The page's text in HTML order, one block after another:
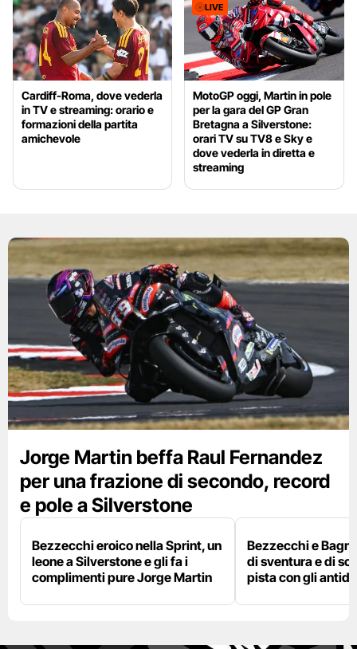
Cardiff-Roma, dove vederla
in TV e streaming: orario e
formazioni della partita
amichevole
LIVE
MotoGP oggi, Martin in pole
per la gara del GP Gran
Bretagna a Silverstone:
orari TV su TV8 e Sky e
dove vederla in diretta e
streaming
Jorge Martin beffa Raul Fernandez
per una frazione di secondo, record
e pole a Silverstone
Bezzecchi eroico nella Sprint, un
leone a Silverstone e gli fa i
complimenti pure Jorge Martin
Bezzecchi e
di sventura e di
pista con gli